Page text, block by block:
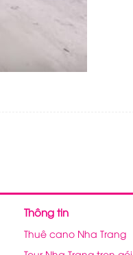
Thông tin
Thuê cano Nha Trang